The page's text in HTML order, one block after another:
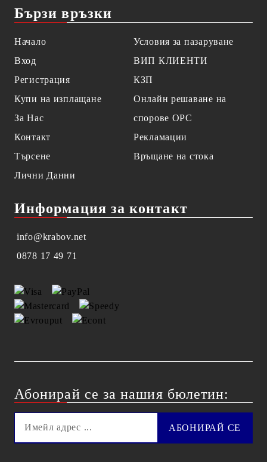
Бързи връзки
Начало
Вход
Регистрация
Купи на изплащане
За Нас
Контакт
Търсене
Лични Данни
Условия за пазаруване
ВИП КЛИЕНТИ
КЗП
Онлайн решаване на
спорове OPC
Рекламации
Връщане на стока
Информация за контакт
info@krabov.net
0878 17 49 71
Абонирай се за нашия бюлетин: